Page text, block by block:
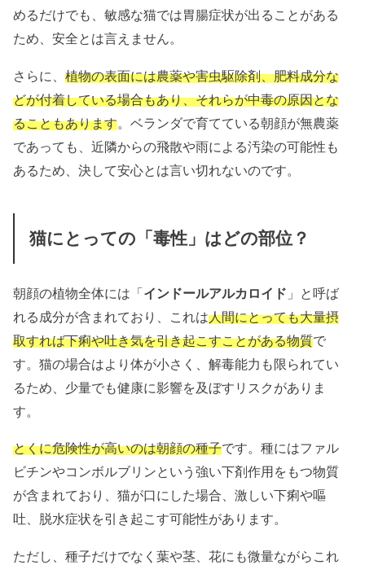
めるだけでも、敏感な猫では胃腸症状が出ることがある
ため、安全とは言えません。
さらに、植物の表面には農薬や害虫駆除剤、肥料成分な
どが付着している場合もあり、それらが中毒の原因とな
ることもあります。ベランダで育てている朝顔が無農薬
であっても、近隣からの飛散や雨による汚染の可能性も
あるため、決して安心とは言い切れないのです。
猫にとっての「毒性」はどの部位？
朝顔の植物全体には「インドールアルカロイド 」と呼ば
れる成分が含まれており、これは人間にとっても大量摂
取すれば下痢や吐き気を引き起こすことがある物質で
す。猫の場合はより体が小さく、解毒能力も限られてい
るため、少量でも健康に影響を及ぼすリスクがありま
す。
とくに危険性が高いのは朝顔の種子です。種にはファル
ビチンやコンボルブリンという強い下剤作用をもつ物質
が含まれており、猫が口にした場合、激しい下痢や嘔
吐、脱水症状を引き起こす可能性があります。
ただし、種子だけでなく葉や茎、花にも微量ながらこれ